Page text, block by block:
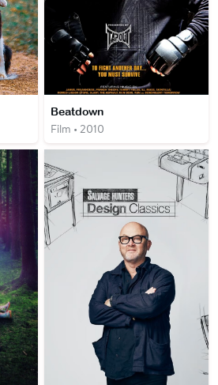
Beatdown
Film • 2010